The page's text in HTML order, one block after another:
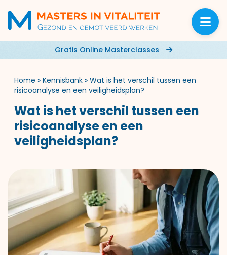
Gratis Online Masterclasses
Home » Kennisbank » Wat is het verschil tussen een
risicoanalyse en een veiligheidsplan?
Wat is het verschil tussen een
risicoanalyse en een
veiligheidsplan?